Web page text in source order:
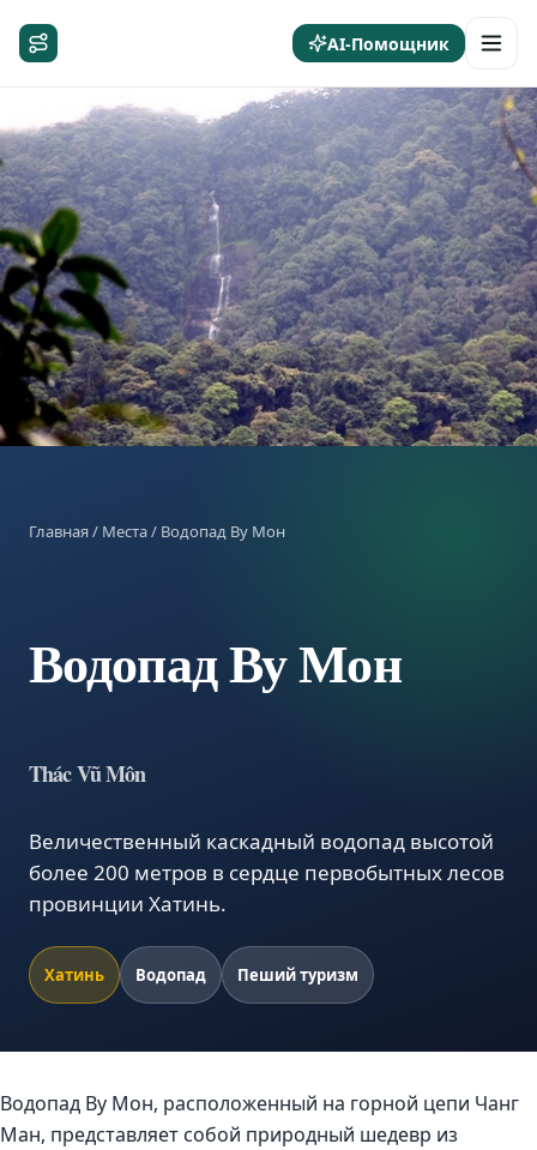
AI-Помощник
Главная/ Места/ Водопад Ву Мон
Водопад Ву Мон
Thác Vũ Môn
Величественный каскадный водопад высотой
более 200 метров в сердце первобытных лесов
провинции Хатинь.
Хатинь Водопад Пеший туризм
Водопад Ву Мон, расположенный на горной цепи Чанг
Ман, представляет собой природный шедевр из